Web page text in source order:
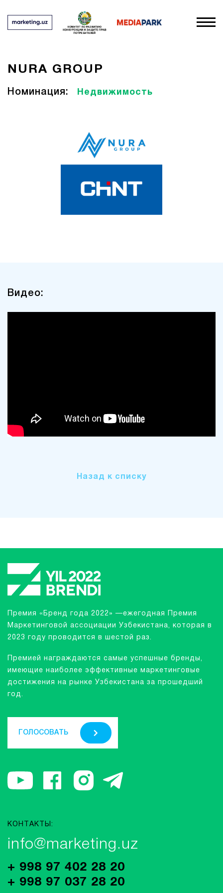
NURA GROUP
Номинация: Недвижимость
Видео:
Назад к списку
Премия «Бренд года 2022» —ежегодная Премия
Маркетинговой ассоциации Узбекистана, которая в
2023 году проводится в шестой раз.
Премией награждаются самые успешные бренды,
имеющие наиболее эффективные маркетинговые
достижения на рынке Узбекистана за прошедший
год.
ГОЛОСОВАТЬ
КОНТАКТЫ:
info@marketing.uz
+ 998 97 402 28 20
+ 998 97 037 28 20